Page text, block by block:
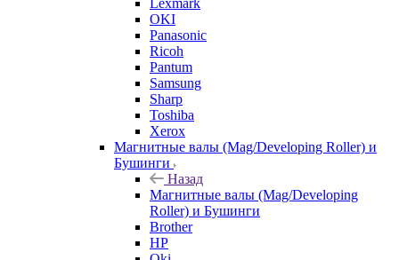
Lexmark
OKI
Panasonic
Ricoh
Pantum
Samsung
Sharp
Toshiba
Xerox
Магнитные валы (Mag/Developing Roller) и
Бушинги
Назад
Магнитные валы (Mag/Developing
Roller) и Бушинги
Brother
HP